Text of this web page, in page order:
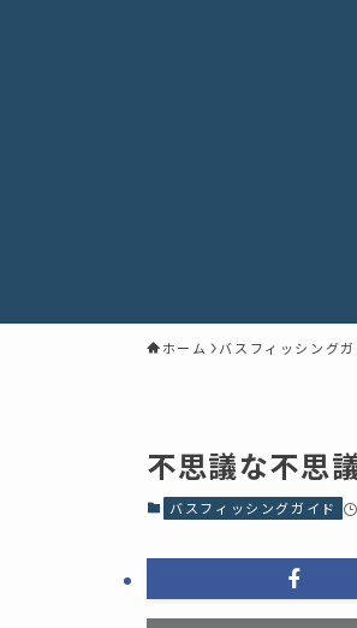
ホーム バスフィッシングガ
不思議な不思
バスフィッシングガイド